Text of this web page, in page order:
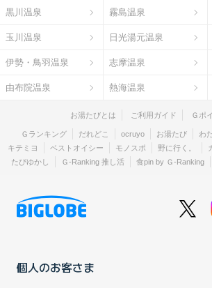
黒川温泉 霧島温泉
玉川温泉 日光湯元温泉
伊勢・鳥羽温泉 志摩温泉
由布院温泉 熱海温泉
お湯たびとは ご利用ガイド Ｇポ
Ｇランキング だれどこ ocruyo お湯たび
わ
キテミヨ
ベストオイシー モノスポ 野に行く。
たびゆかし
Ｇ-Ranking 推し活 食pin by Ｇ-Ranking
個人のお客さま